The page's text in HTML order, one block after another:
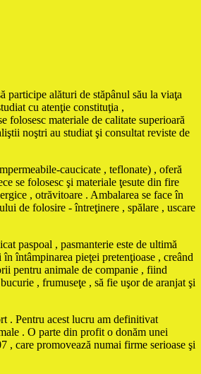
participe alături de stăpânul său la viaţa
cu atenţie constituţia ,
folosesc materiale de calitate superioară
noştri au studiat şi consultat reviste de
caucicate , teflonate) , oferă
se folosesc şi materiale ţesute din fire
, otrăvitoare . Ambalarea se face în
de folosire - întreţinere , spălare , uscare
paspoal , pasmanterie este de ultimă
întâmpinarea pieţei pretenţioase , creând
pentru animale de companie , fiind
, frumuseţe , să fie uşor de aranjat şi
. Pentru acest lucru am definitivat
. O parte din profit o donăm unei
, care promovează numai firme serioase şi